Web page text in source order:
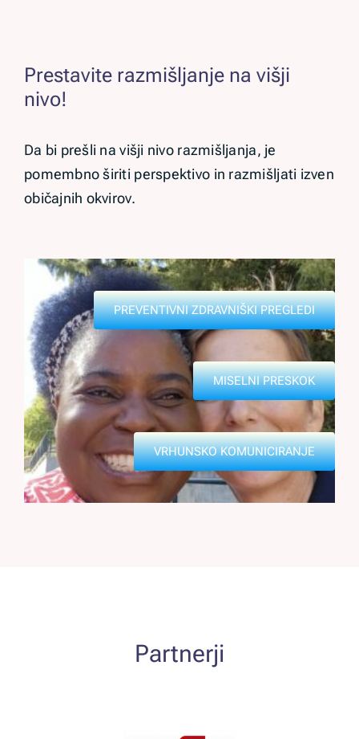
Prestavite razmišljanje na višji
nivo!
Da bi prešli na višji nivo razmišljanja, je
pomembno širiti perspektivo in razmišljati izven
običajnih okvirov.
PREVENTIVNI ZDRAVNIŠKI PREGLEDI
MISELNI PRESKOK
VRHUNSKO KOMUNICIRANJE
Partnerji